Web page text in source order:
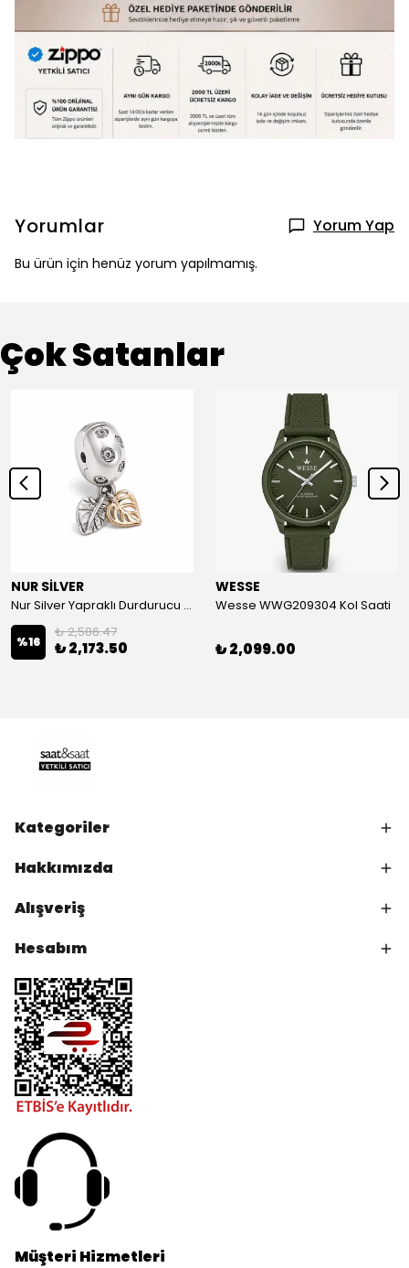
Yorumlar Yorum Yap
Bu ürün için henüz yorum yapılmamış.
Çok Satanlar
NUR SİLVER
Nur Silver Yapraklı Durdurucu Gümüş Charm - NUR-CM00501
%16
₺ 2,586.47
₺ 2,173.50
WESSE
Wesse WWG209304 Kol Saati
₺ 2,099.00
Kategoriler
Hakkımızda
Alışveriş
Hesabım
Müşteri Hizmetleri